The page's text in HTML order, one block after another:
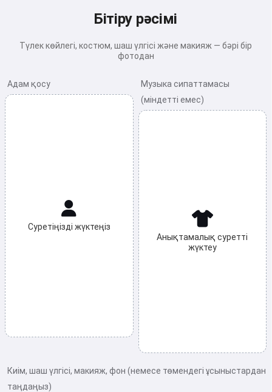
Бітіру рәсімі
Түлек көйлегі, костюм, шаш үлгісі және макияж — бәрі бір
фотодан
Адам қосу
Суретіңізді жүктеңіз
Музыка сипаттамасы
(міндетті емес)
Анықтамалық суретті
жүктеу
Киім, шаш үлгісі, макияж, фон (немесе төмендегі ұсыныстардан
таңдаңыз)